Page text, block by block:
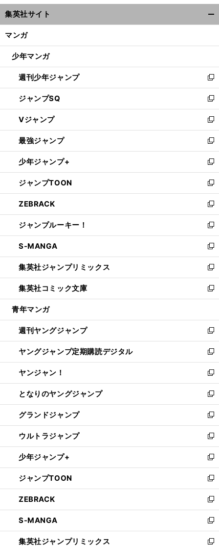
ウ
ィ
ン
ウ
開
く
集英社サイト
マンガ
少年マンガ
週刊少年ジャンプ
新
し
い
ウ
ィ
ン
ド
ウ
で
開
く
ジャンプSQ
新
し
い
ウ
ィ
ン
ド
ウ
で
開
く
Vジャンプ
新
し
い
ウ
ィ
ン
ド
ウ
で
開
く
最強ジャンプ
新
し
い
ウ
ィ
ン
ド
ウ
で
開
く
少年ジャンプ+
新
し
い
ウ
ィ
ン
ド
ウ
で
開
く
ジャンプTOON
新
し
い
ウ
ィ
ン
ド
ウ
で
開
く
ZEBRACK
新
し
い
ウ
ィ
ン
ド
ウ
で
開
ジャンプルーキー！
新
し
い
ウ
ィ
ン
ド
ウ
開
く
S-MANGA
新
し
い
ウ
ィ
ン
ウ
で
開
く
集英社ジャンプリミックス
新
し
い
ウ
ン
ド
ウ
で
開
く
集英社コミック文庫
新
し
ウ
ィ
ン
ド
ウ
で
開
く
青年マンガ
週刊ヤングジャンプ
新
し
い
ウ
ィ
ン
ド
ウ
で
開
く
ヤングジャンプ定期購読デジタル
新
し
い
ウ
ィ
ン
ド
ウ
で
開
く
ヤンジャン！
新
し
い
ウ
ィ
ン
ド
ウ
で
開
く
となりのヤングジャンプ
新
し
い
ウ
ィ
ン
ド
ウ
で
開
く
グランドジャンプ
新
し
い
ウ
ィ
ン
ド
ウ
で
開
く
ウルトラジャンプ
新
し
い
ウ
ィ
ン
ド
ウ
で
開
く
少年ジャンプ+
新
し
い
ウ
ィ
ン
ド
ウ
で
ジャンプTOON
新
し
い
ウ
ィ
ン
ド
ZEBRACK
新
し
い
ウ
ィ
S-MANGA
新
し
い
集英社ジャンプリミックス 新